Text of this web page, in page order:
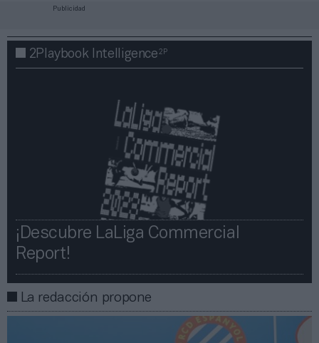
Publicidad
2Playbook Intelligence2P
¡Descubre LaLiga Commercial
Report!​​
La redacción propone